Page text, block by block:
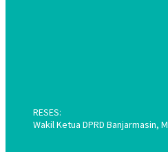
RESES:
Wakil Ketua DPRD Banjarmasin,